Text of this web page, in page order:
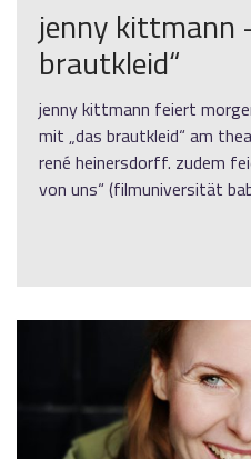
jenny kittmann
brautkleid“
jenny kittmann feiert
mit „das brautkleid“ am
rené heinersdorff. zudem
von uns“ (filmuniversität